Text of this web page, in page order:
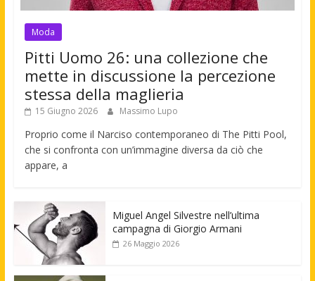
Moda
Pitti Uomo 26: una collezione che
mette in discussione la percezione
stessa della maglieria
15 Giugno 2026 Massimo Lupo
Proprio come il Narciso contemporaneo di The Pitti Pool,
che si confronta con un’immagine diversa da ciò che
appare, a
Miguel Angel Silvestre nell’ultima
campagna di Giorgio Armani
26 Maggio 2026